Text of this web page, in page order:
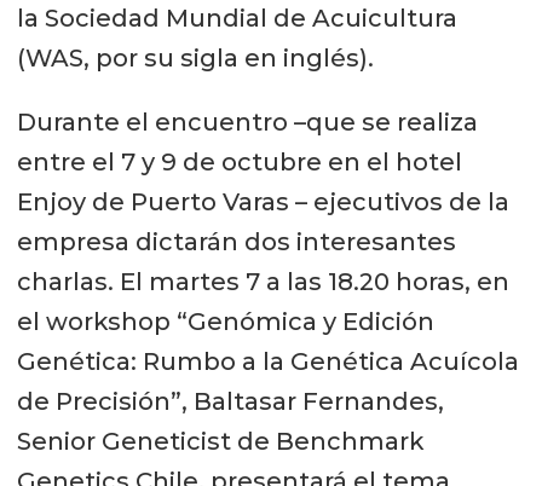
la Sociedad Mundial de Acuicultura
(WAS, por su sigla en inglés).
Durante el encuentro –que se realiza
entre el 7 y 9 de octubre en el hotel
Enjoy de Puerto Varas – ejecutivos de la
empresa dictarán dos interesantes
charlas. El martes 7 a las 18.20 horas, en
el workshop “Genómica y Edición
Genética: Rumbo a la Genética Acuícola
de Precisión”, Baltasar Fernandes,
Senior Geneticist de Benchmark